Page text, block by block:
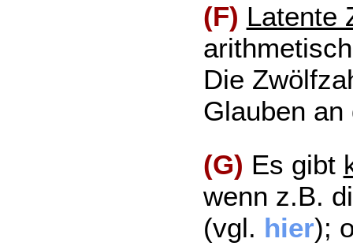
(F) Latente
Die
Glauben
(G) Es gibt
wenn z.B.
(vgl. hier);